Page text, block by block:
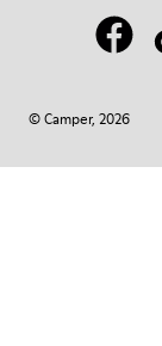
© Camper, 2026